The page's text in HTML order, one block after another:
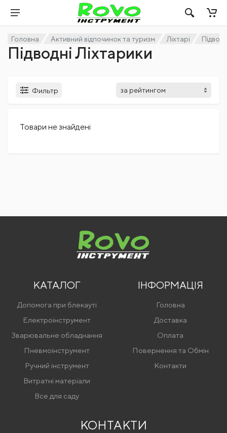
Головна Активний відпочинок та туризм Ліхтарі
Підводні Ліхтарики
Фильтр
Товари не знайдені
КАТАЛОГ
Допомога при блекауті
Електроінструмент
Зварювальне обладнання
Пневмоінструмент
Ручний інструмент
Витратні матеріали
Все для саду
ІНФОРМАЦІЯ
Головна
Доставка
Оплата
Повернення та Обмін
Контакти
КОНТАКТИ